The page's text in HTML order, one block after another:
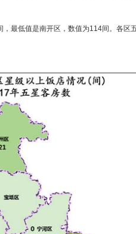
最低值是南开区，数值为114间。各区